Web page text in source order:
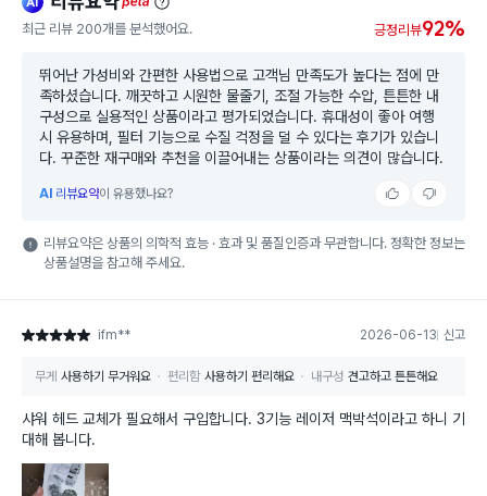
beta
최근 리뷰 200개를 분석했어요. 긍정리뷰92%
뛰어난 가성비와 간편한 사용법으로 고객님 만족도가 높다는 점에 만
족하셨습니다. 깨끗하고 시원한 물줄기, 조절 가능한 수압, 튼튼한 내
구성으로 실용적인 상품이라고 평가되었습니다. 휴대성이 좋아 여행
시 유용하며, 필터 기능으로 수질 걱정을 덜 수 있다는 후기가 있습니
다. 꾸준한 재구매와 추천을 이끌어내는 상품이라는 의견이 많습니다.
AI 리뷰요약이 유용했나요?
리뷰요약은 상품의 의학적 효능 · 효과 및 품질인증과 무관합니다. 정확한 정보는
상품설명을 참고해 주세요.
별점 5점 ifm** 2026-06-13 신고
무게 사용하기 무거워요 편리함 사용하기 편리해요 내구성 견고하고 튼튼해요
샤워 헤드 교체가 필요해서 구입합니다. 3기능 레이저 맥박석이라고 하니 기
대해 봅니다.